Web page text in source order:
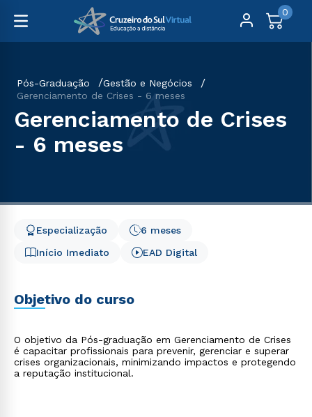
0
Pós-Graduação
Gestão e Negócios
Gerenciamento de Crises - 6 meses
Gerenciamento de Crises
- 6 meses
Início Imediato
6 meses
Especialização
EAD Digital
Objetivo do curso
O objetivo da Pós-graduação em Gerenciamento de Crises
é capacitar profissionais para prevenir, gerenciar e superar
crises organizacionais, minimizando impactos e protegendo
a reputação institucional.